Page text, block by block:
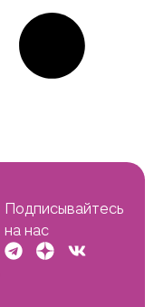
Подписывайтесь
на нас